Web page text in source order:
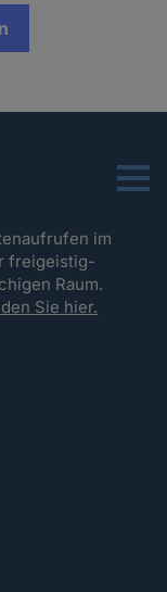
Menu
im
freigeistig-
Raum.
Sie hier.